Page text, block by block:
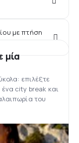
με πτήση
μία
επιλέξτε
city break και
του